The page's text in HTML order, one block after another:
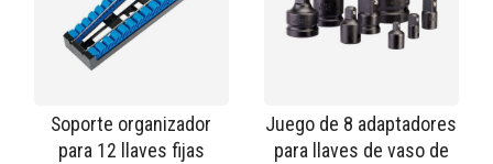
Soporte organizador
para 12 llaves fijas
Juego de 8 adaptadores
para llaves de vaso de